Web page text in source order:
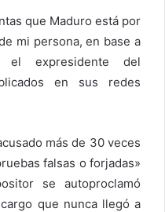
que Maduro está por
mi persona, en base a
el expresidente del
en sus redes
más de 30 veces
falsas o forjadas»
se autoproclamó
que nunca llegó a